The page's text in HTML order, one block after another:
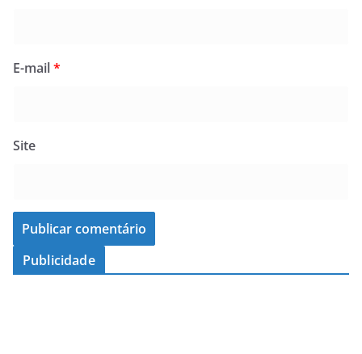
E-mail*
Site
Publicidade